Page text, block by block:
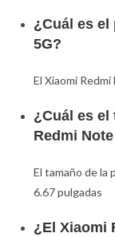
¿Cuál es el
5G?
El Xiaomi
¿Cuál es el
Redmi
El tamaño de la
6.67 pulgadas
¿El Xiaomi